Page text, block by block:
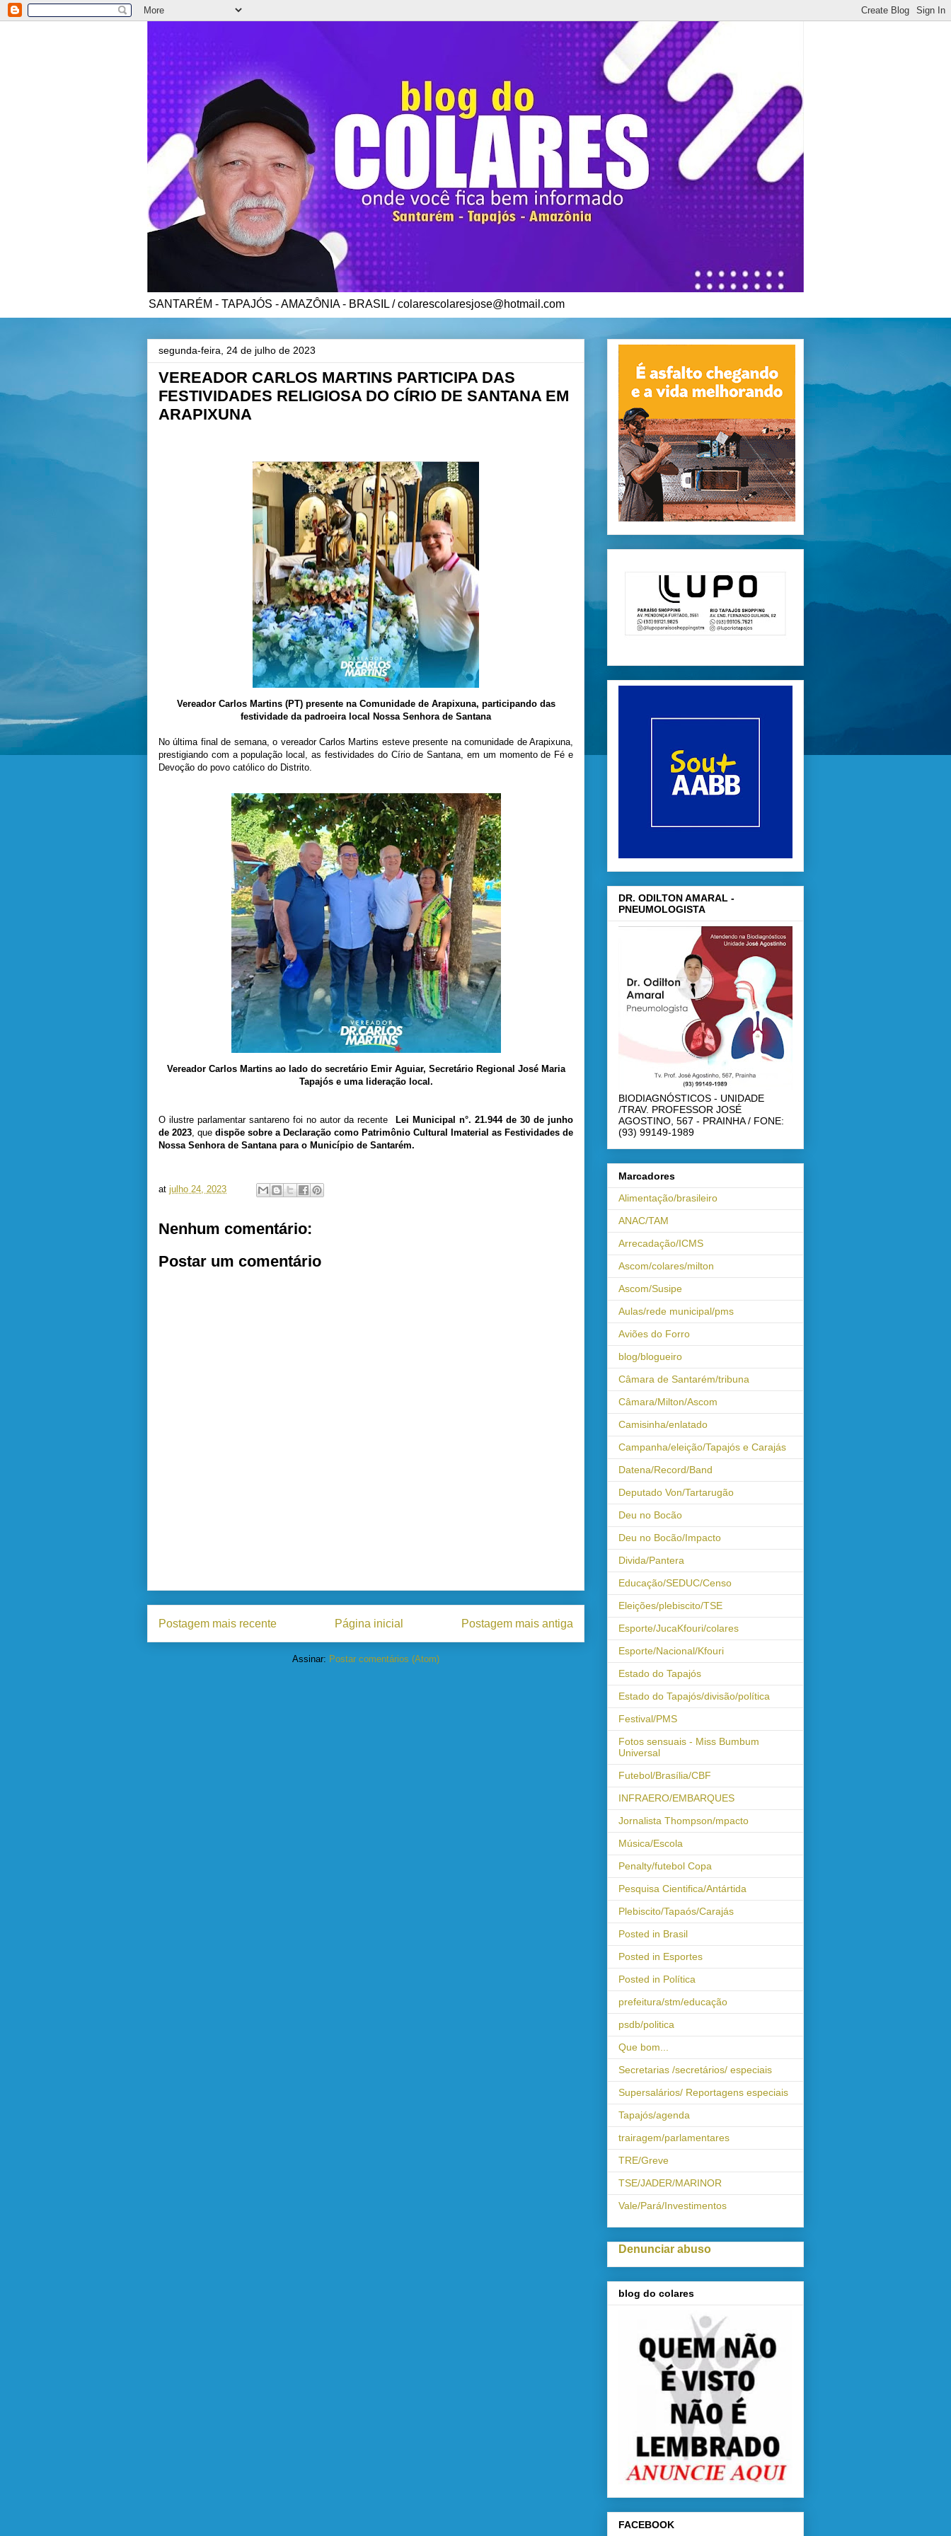
SANTARÉM - TAPAJÓS - AMAZÔNIA - BRASIL / colarescolaresjose@hotmail.com
segunda-feira, 24 de julho de 2023
VEREADOR CARLOS MARTINS PARTICIPA DAS
FESTIVIDADES RELIGIOSA DO CÍRIO DE SANTANA EM
ARAPIXUNA
Vereador Carlos Martins (PT) presente na Comunidade de Arapixuna, participando das
festividade da padroeira local Nossa Senhora de Santana
No última final de semana, o vereador Carlos Martins esteve presente na comunidade de Arapixuna,
prestigiando com a população local, as festividades do Círio de Santana, em um momento de Fé e
Devoção do povo católico do Distrito.
Vereador Carlos Martins ao lado do secretário Emir Aguiar, Secretário Regional José Maria
Tapajós e uma lideração local.
O ilustre parlamentar santareno foi no autor da recente
Lei Municipal n°. 21.944 de 30 de junho
de 2023, que dispõe sobre a Declaração como Patrimônio Cultural Imaterial as Festividades de
Nossa Senhora de Santana para o Município de Santarém.
at julho 24, 2023
Nenhum comentário:
Postar um comentário
Postagem mais recente Postagem mais antiga
Página inicial
Assinar: Postar comentários (Atom)
DR. ODILTON AMARAL -
PNEUMOLOGISTA
BIODIAGNÓSTICOS - UNIDADE
/TRAV. PROFESSOR JOSÉ
AGOSTINO, 567 - PRAINHA / FONE:
(93) 99149-1989
Marcadores
Alimentação/brasileiro
ANAC/TAM
Arrecadação/ICMS
Ascom/colares/milton
Ascom/Susipe
Aulas/rede municipal/pms
Aviões do Forro
blog/blogueiro
Câmara de Santarém/tribuna
Câmara/Milton/Ascom
Camisinha/enlatado
Campanha/eleição/Tapajós e Carajás
Datena/Record/Band
Deputado Von/Tartarugão
Deu no Bocão
Deu no Bocão/Impacto
Divida/Pantera
Educação/SEDUC/Censo
Eleições/plebiscito/TSE
Esporte/JucaKfouri/colares
Esporte/Nacional/Kfouri
Estado do Tapajós
Estado do Tapajós/divisão/política
Festival/PMS
Fotos sensuais - Miss Bumbum
Universal
Futebol/Brasília/CBF
INFRAERO/EMBARQUES
Jornalista Thompson/mpacto
Música/Escola
Penalty/futebol Copa
Pesquisa Cientifica/Antártida
Plebiscito/Tapaós/Carajás
Posted in Brasil
Posted in Esportes
Posted in Política
prefeitura/stm/educação
psdb/politica
Que bom...
Secretarias /secretários/ especiais
Supersalários/ Reportagens especiais
Tapajós/agenda
trairagem/parlamentares
TRE/Greve
TSE/JADER/MARINOR
Vale/Pará/Investimentos
Denunciar abuso
blog do colares
FACEBOOK